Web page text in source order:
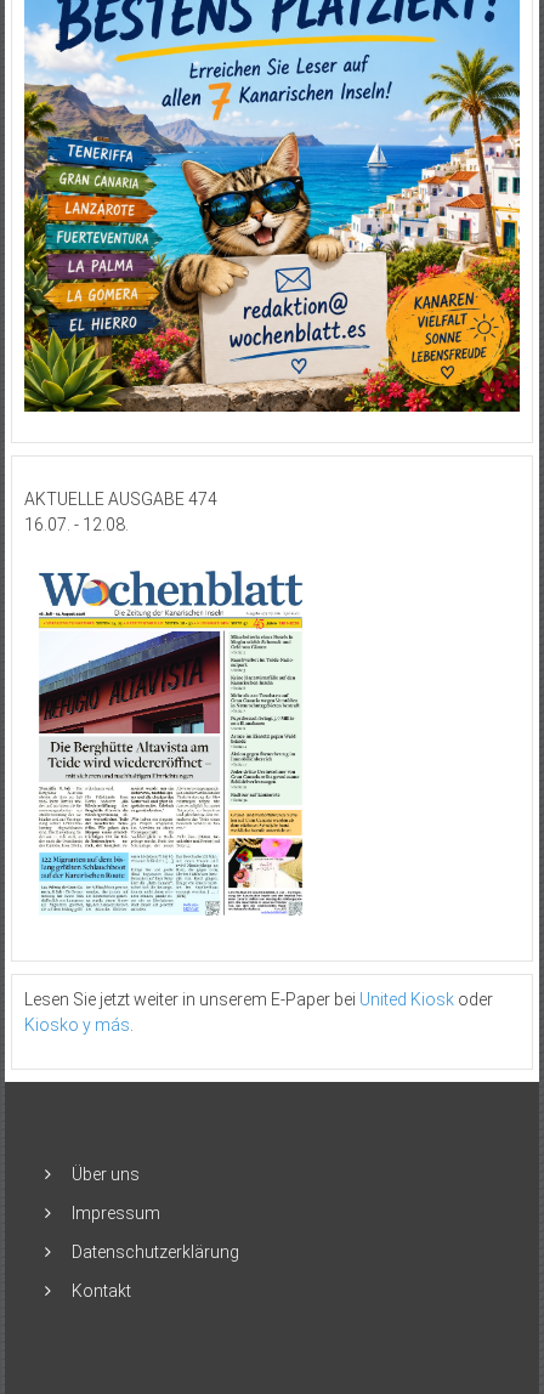
AKTUELLE AUSGABE 474
16.07. - 12.08.
Lesen Sie jetzt weiter in unserem E-Paper bei United Kioskoder
Kiosko y más
Über uns
Impressum
Datenschutzerklärung
Kontakt